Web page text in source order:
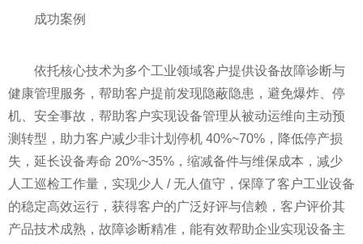
成功案例
依托核心技术为多个工业领域客户提供设备故障诊断与
健康管理服务，帮助客户提前发现隐蔽隐患，避免爆炸、停
机、安全事故，帮助客户实现设备管理从被动运维向主动预
测转型，助力客户减少非计划停机 40%~70%，降低停产损
失，延长设备寿命 20%~35%，缩减备件与维保成本，减少
人工巡检工作量，实现少人 / 无人值守，保障了客户工业设备
的稳定高效运行，获得客户的广泛好评与信赖，客户评价其
产品技术成熟，故障诊断精准，能有效帮助企业实现设备主